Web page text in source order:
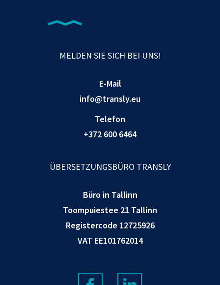
MELDEN SIE SICH BEI UNS!
E-Mail
info@transly.eu
Telefon
+372 600 6464
ÜBERSETZUNGSBÜRO TRANSLY
Büro in Tallinn
Toompuiestee 21 Tallinn
Registercode 12725926
VAT EE101762014